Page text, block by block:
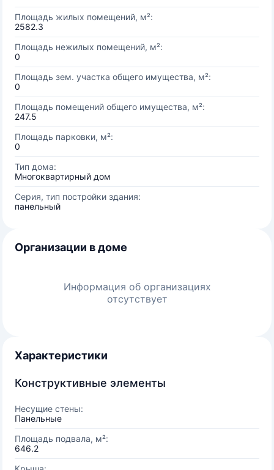
Площадь жилых помещений, м²:
2582.3
Площадь нежилых помещений, м²:
0
Площадь зем. участка общего имущества, м²:
0
Площадь помещений общего имущества, м²:
247.5
Площадь парковки, м²:
0
Тип дома:
Многоквартирный дом
Серия, тип постройки здания:
панельный
Организации в доме
Информация об организациях
отсутствует
Характеристики
Конструктивные элементы
Несущие стены:
Панельные
Площадь подвала, м²:
646.2